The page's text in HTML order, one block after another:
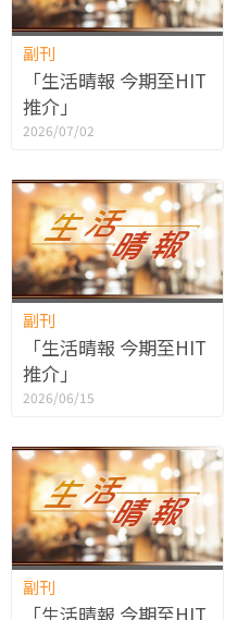
副刊
「生活晴報 今期至HIT
推介」
2026/07/02
副刊
「生活晴報 今期至HIT
推介」
2026/06/15
副刊
「生活晴報 今期至HIT